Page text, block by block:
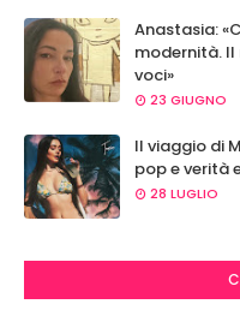
Anastasia:
modernità. Il
voci»
23 GIUGNO
Il viaggio di
pop e verità
28 LUGLIO